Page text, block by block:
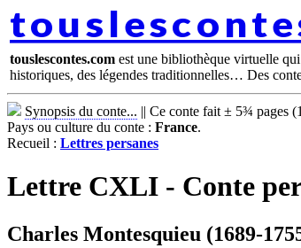
touslescontes.com est une bibliothèque virtuelle
historiques, des légendes traditionnelles… Des
Synopsis du conte... || Ce conte fait ± 5¾ pages
Pays ou culture du conte : France.
Recueil : Lettres persanes
Lettre CXLI - Conte
Charles Montesquieu (1689-